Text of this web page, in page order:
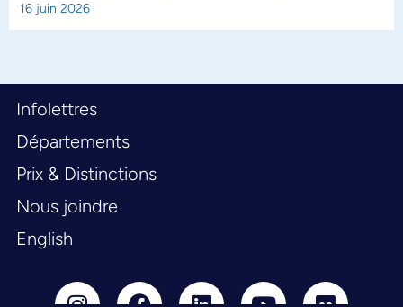
16 juin 2026
Infolettres
Départements
Prix & Distinctions
Nous joindre
English